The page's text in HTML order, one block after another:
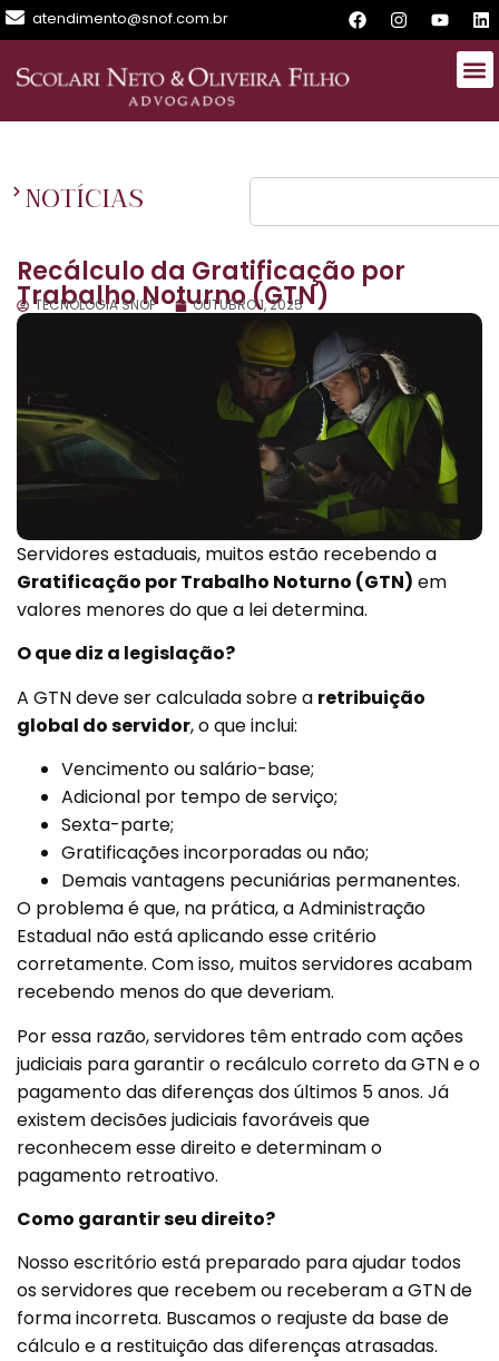
atendimento@snof.com.br
NOTÍCIAS
Recálculo da Gratificação por
Trabalho Noturno (GTN)
TECNOLOGIA SNOF OUTUBRO 1, 2025
Servidores estaduais, muitos estão recebendo a
Gratificação por Trabalho Noturno (GTN) em
valores menores do que a lei determina.
O que diz a legislação?
A GTN deve ser calculada sobre a retribuição
global do servidor, o que inclui:
Vencimento ou salário-base;
Adicional por tempo de serviço;
Sexta-parte;
Gratificações incorporadas ou não;
Demais vantagens pecuniárias permanentes.
O problema é que, na prática, a Administração
Estadual não está aplicando esse critério
corretamente. Com isso, muitos servidores acabam
recebendo menos do que deveriam.
Por essa razão, servidores têm entrado com ações
judiciais para garantir o recálculo correto da GTN e o
pagamento das diferenças dos últimos 5 anos. Já
existem decisões judiciais favoráveis que
reconhecem esse direito e determinam o
pagamento retroativo.
Como garantir seu direito?
Nosso escritório está preparado para ajudar todos
os servidores que recebem ou receberam a GTN de
forma incorreta. Buscamos o reajuste da base de
cálculo e a restituição das diferenças atrasadas.